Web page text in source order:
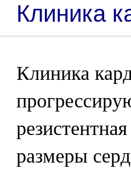
Клиника
Клиника
размеры